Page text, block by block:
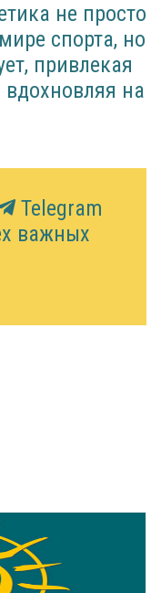
не просто
спорта, но
привлекая
на
Telegram
важных